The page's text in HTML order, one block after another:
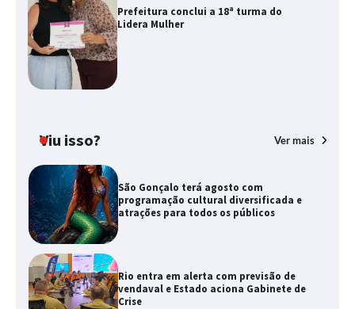
Prefeitura conclui a 18ª turma do
Lidera Mulher
Viu isso? Ver mais
São Gonçalo terá agosto com
programação cultural diversificada e
atrações para todos os públicos
Rio entra em alerta com previsão de
vendaval e Estado aciona Gabinete de
Crise